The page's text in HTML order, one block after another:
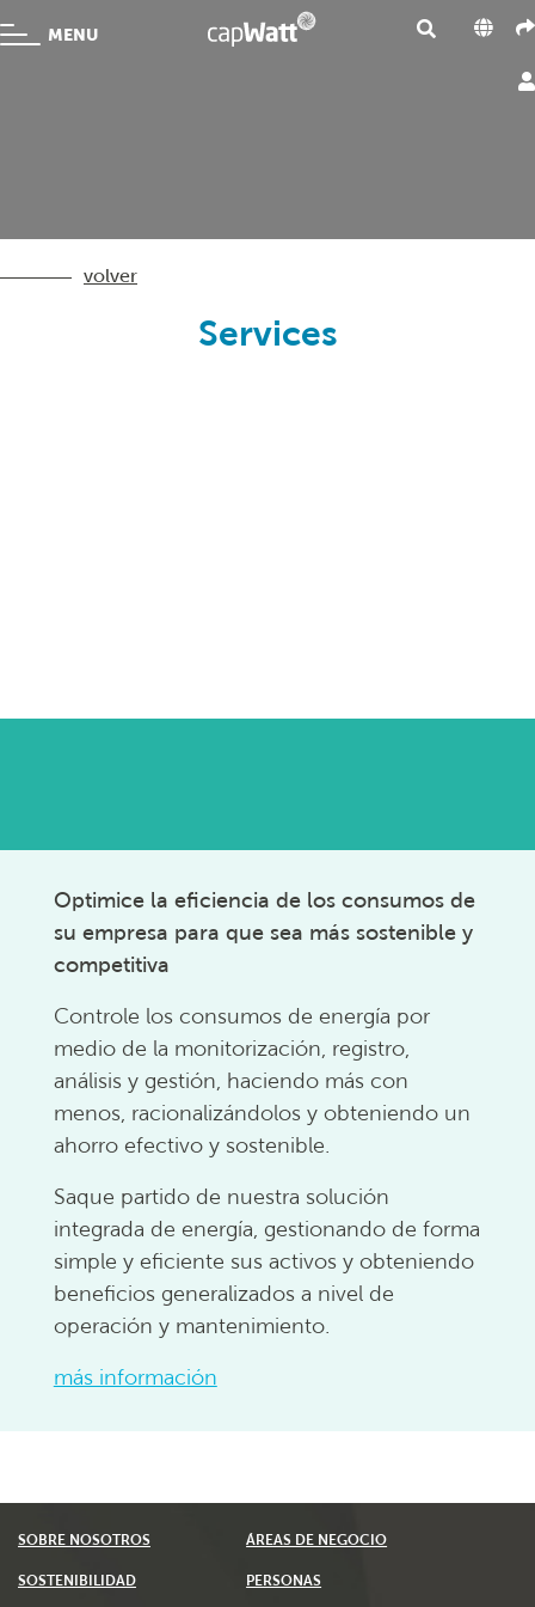
MENU
volver
Services
Optimice la eficiencia de los consumos de
su empresa para que sea más sostenible y
competitiva
Controle los consumos de energía por
medio de la monitorización, registro,
análisis y gestión, haciendo más con
menos, racionalizándolos y obteniendo un
ahorro efectivo y sostenible.
Saque partido de nuestra solución
integrada de energía, gestionando de forma
simple y eficiente sus activos y obteniendo
beneficios generalizados a nivel de
operación y mantenimiento.
más información
SOBRE NOSOTROS ÁREAS DE NEGOCIO
SOSTENIBILIDAD PERSONAS